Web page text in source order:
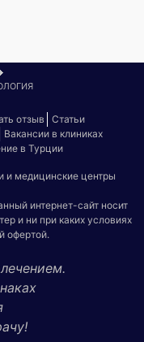
отзыв
Статьи
Вакансии в клиниках
в Турции
и медицинские центры
интернет-сайт носит
и ни при каких условиях
офертой.